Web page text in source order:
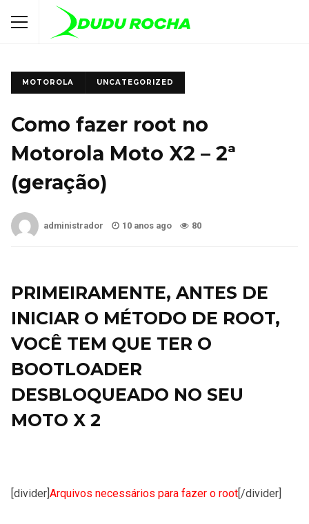
MOTOROLA UNCATEGORIZED
Como fazer root no
Motorola Moto X2 – 2ª
(geração)
administrador 10 anos ago 80
PRIMEIRAMENTE, ANTES DE
INICIAR O MÉTODO DE ROOT,
VOCÊ TEM QUE TER O
BOOTLOADER
DESBLOQUEADO NO SEU
MOTO X 2
[divider] Arquivos necessários para fazer o root [/divider]